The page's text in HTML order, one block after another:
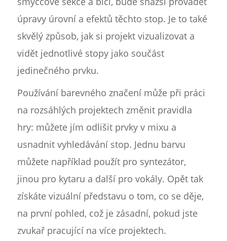
úpravy úrovní a efektů těchto stop. Je to také
skvělý způsob, jak si projekt vizualizovat a
vidět jednotlivé stopy jako součást
jedinečného prvku.
Používání barevného značení může při práci
na rozsáhlých projektech změnit pravidla
hry: můžete jím odlišit prvky v mixu a
usnadnit vyhledávání stop. Jednu barvu
můžete například použít pro syntezátor,
jinou pro kytaru a další pro vokály. Opět tak
získáte vizuální představu o tom, co se děje,
na první pohled, což je zásadní, pokud jste
zvukař pracující na více projektech.